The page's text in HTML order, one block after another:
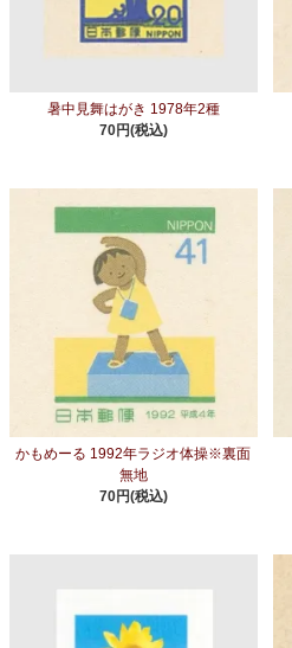
暑中見舞はがき 1978年2種
70円(税込)
かもめーる 1992年ラジオ体操※裏面
無地
70円(税込)